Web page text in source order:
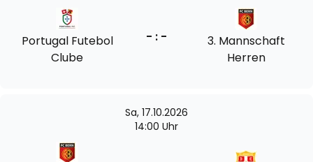
Portugal Futebol
Clube
- : -
3. Mannschaft
Herren
Sa, 17.10.2026
14:00 Uhr